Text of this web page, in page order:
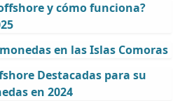
y cómo funciona?
en las Islas Comoras
Destacadas para su
en 2024